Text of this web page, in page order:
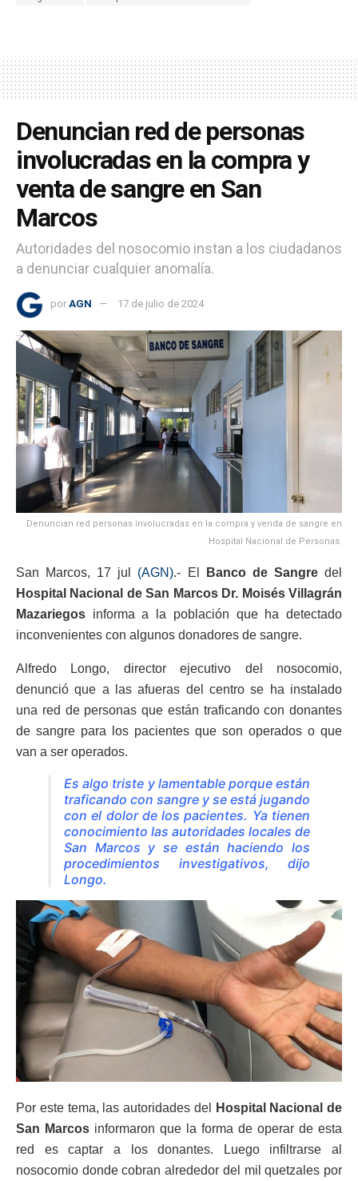
Denuncian red de personas
involucradas en la compra y
venta de sangre en San
Marcos
Autoridades del nosocomio instan a los ciudadanos
a denunciar cualquier anomalía.
por AGN 17 de julio de 2024
Denuncian red personas involucradas en la compra y venda de sangre en
Hospital Nacional de Personas.
San Marcos, 17 jul (AGN).- El Banco de Sangredel
Hospital Nacional de San Marcos Dr. Moisés Villagrán
Mazariegos informa a la población que ha detectado
inconvenientes con algunos donadores de sangre.
Alfredo Longo, director ejecutivo del nosocomio,
denunció que a las afueras del centro se ha instalado
una red de personas que están traficando con donantes
de sangre para los pacientes que son operados o que
van a ser operados.
Es algo triste y lamentable porque están
traficando con sangre y se está jugando
con el dolor de los pacientes. Ya tienen
conocimiento las autoridades locales de
San Marcos y se están haciendo los
procedimientos investigativos, dijo
Longo.
Por este tema, las autoridades del
Hospital Nacional de
San Marcos informaron que la forma de operar de esta
red es captar a los donantes. Luego infiltrarse al
nosocomio donde cobran alrededor del mil quetzales por